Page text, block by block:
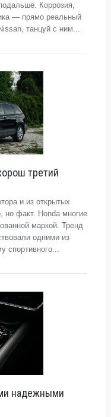
Коррозия,
— прямо реальный
танцуй с ним...
третий
и из открытых
но факт. Honda многие
маркой. Тренд
одними из
спортивного...
надежными